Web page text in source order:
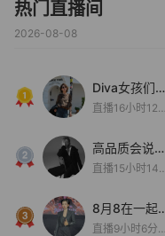
热门直播间
2026-08-08
Diva女孩们集
合啦~意大利
直播16小时12
高品质会说
话….
直播15小时14
8月8在一起
生日献礼盛典
直播9小时6分1